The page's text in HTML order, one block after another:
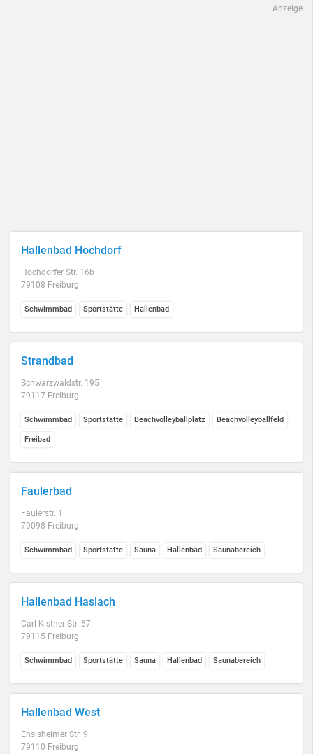
Anzeige
Hallenbad Hochdorf
Hochdorfer Str. 16b
79108 Freiburg
Schwimmbad Sportstätte Hallenbad
Strandbad
Schwarzwaldstr. 195
79117 Freiburg
Schwimmbad Sportstätte Beachvolleyballplatz Beachvolleyballfeld
Freibad
Faulerbad
Faulerstr. 1
79098 Freiburg
Schwimmbad Sportstätte Sauna Hallenbad Saunabereich
Hallenbad Haslach
Carl-Kistner-Str. 67
79115 Freiburg
Schwimmbad Sportstätte Sauna Hallenbad Saunabereich
Hallenbad West
Ensisheimer Str. 9
79110 Freiburg